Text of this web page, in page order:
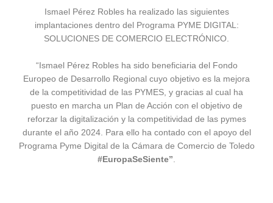
Ismael Pérez Robles ha realizado las siguientes
implantaciones dentro del Programa PYME DIGITAL:
SOLUCIONES DE COMERCIO ELECTRÓNICO.
“Ismael Pérez Robles ha sido beneficiaria del Fondo
Europeo de Desarrollo Regional cuyo objetivo es la mejora
de la competitividad de las PYMES, y gracias al cual ha
puesto en marcha un Plan de Acción con el objetivo de
reforzar la digitalización y la competitividad de las pymes
durante el año 2024. Para ello ha contado con el apoyo del
Programa Pyme Digital de la Cámara de Comercio de Toledo
#EuropaSeSiente”.